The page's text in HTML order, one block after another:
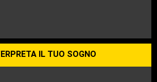
IL TUO SOGNO